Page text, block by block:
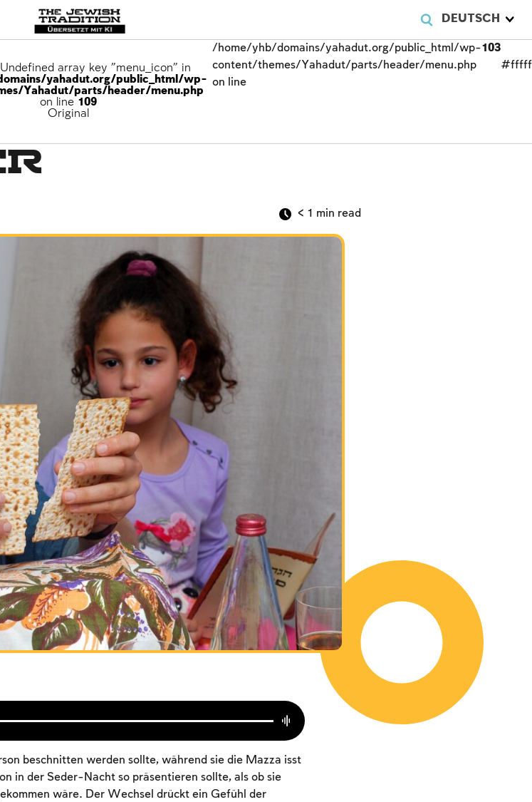
DEUTSCH
array key "menu_icon" in
yahadut.org/public_html/wp-
Yahadut/parts/header/menu.php
on line 109
Original
/home/yhb/domains/yahadut.org/public_html/wp-
content/themes/Yahadut/parts/header/menu.php
on line
103
< 1 min read
beschnitten werden sollte, während sie die Mazza isst
in der Seder-Nacht so präsentieren sollte, als ob sie
wäre. Der Wechsel drückt ein Gefühl der